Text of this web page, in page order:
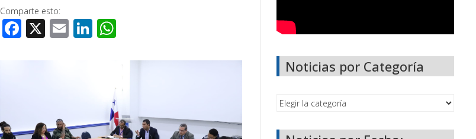
Comparte esto:
Facebook
X EmailLinkedIn
Noticias por Categoría